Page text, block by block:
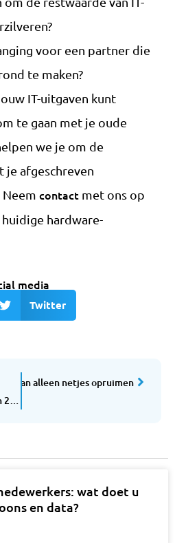
voor een partner die
te maken?
IT-uitgaven kunt
te gaan met je oude
we je om de
je afgeschreven
contact met ons op
huidige hardware-
media
Twitter
E-waste wetgeving in 2026: wat u als bedrijf moet weten over afvoer en hergebruik
is dan alleen netjes opruimen
wat doet u
en data?